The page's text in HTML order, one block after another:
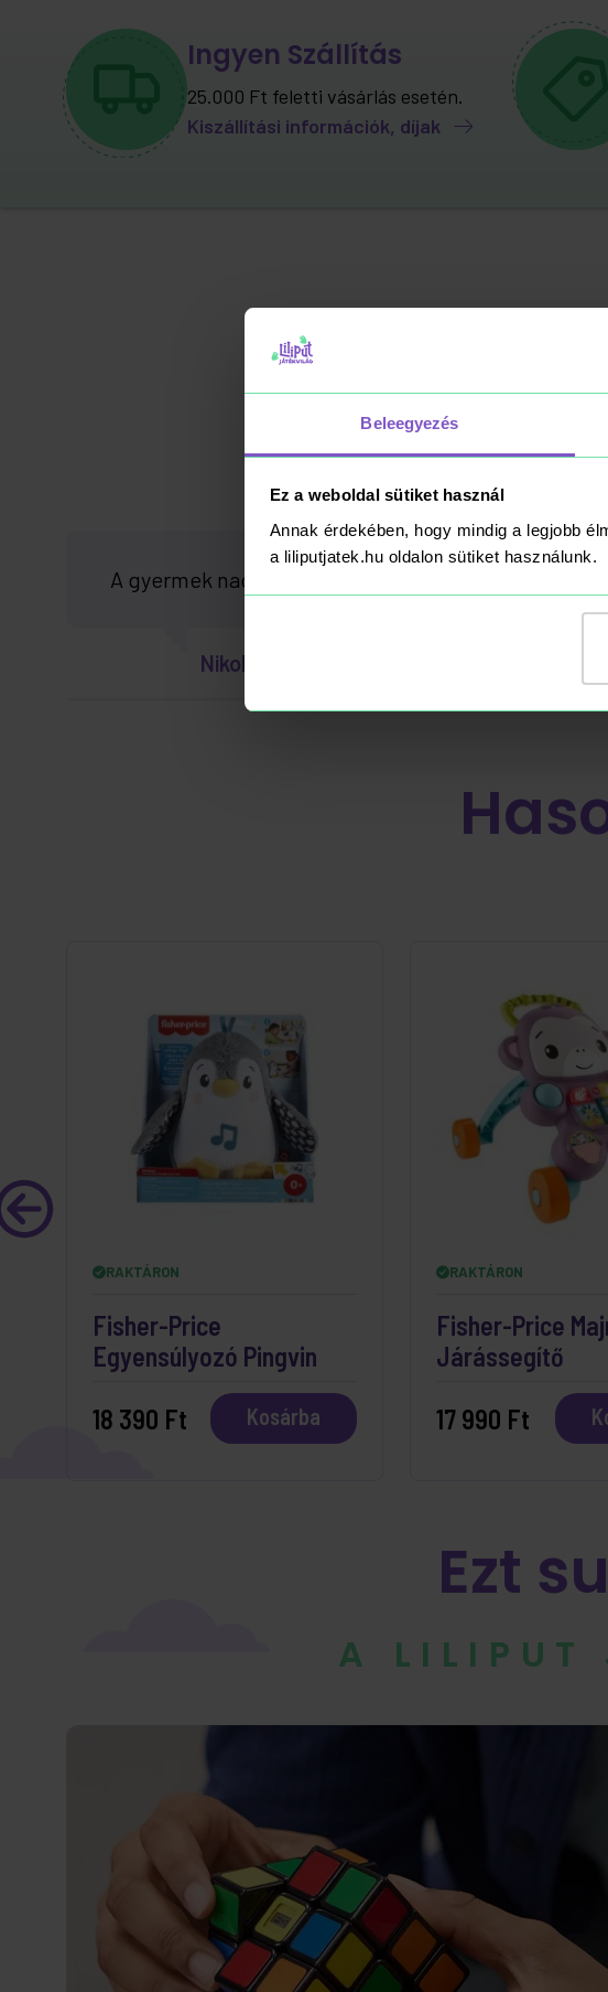
Beleegyezés
Ez a weboldal sütiket használ
Annak érdekében, hogy mindig a legjobb
a liliputjatek.hu oldalon sütiket használunk.
Ingyen Szállítás
25.000 Ft feletti vásárlás esetén.
Kiszállítási információk, díjak
A gyermek nagyon jot jatszik vele miota megvettuk.
Nikoletta
RAKTÁRON
Fisher-Price
Egyensúlyozó Pingvin
18 390 Ft
Kosárba
RAKTÁRON
Fisher-Price
Járássegítő
17 990 Ft
Ezt
A LILIPUT